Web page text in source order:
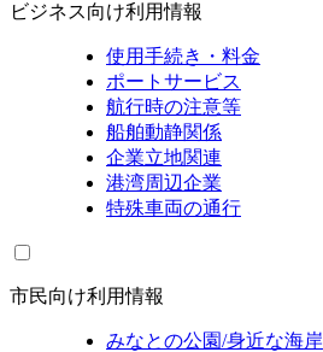
ビジネス向け利用情報
使用手続き・料金
ポートサービス
航行時の注意等
船舶動静関係
企業立地関連
港湾周辺企業
特殊車両の通行
市民向け利用情報
みなとの公園/身近な海岸